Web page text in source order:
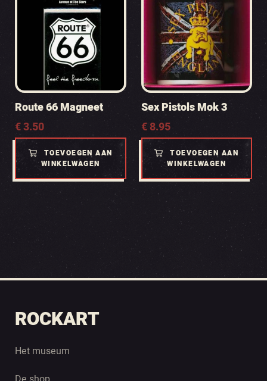
Route 66 Magneet
€3.50
TOEVOEGEN AAN
WINKELWAGEN
Sex Pistols Mok 3
€8.95
TOEVOEGEN AAN
WINKELWAGEN
ROCKART
Het museum